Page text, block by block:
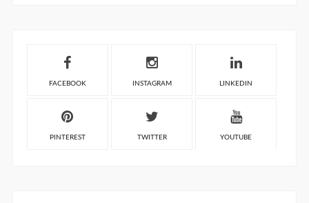
FACEBOOK INSTAGRAM LINKEDIN
PINTEREST TWITTER YOUTUBE